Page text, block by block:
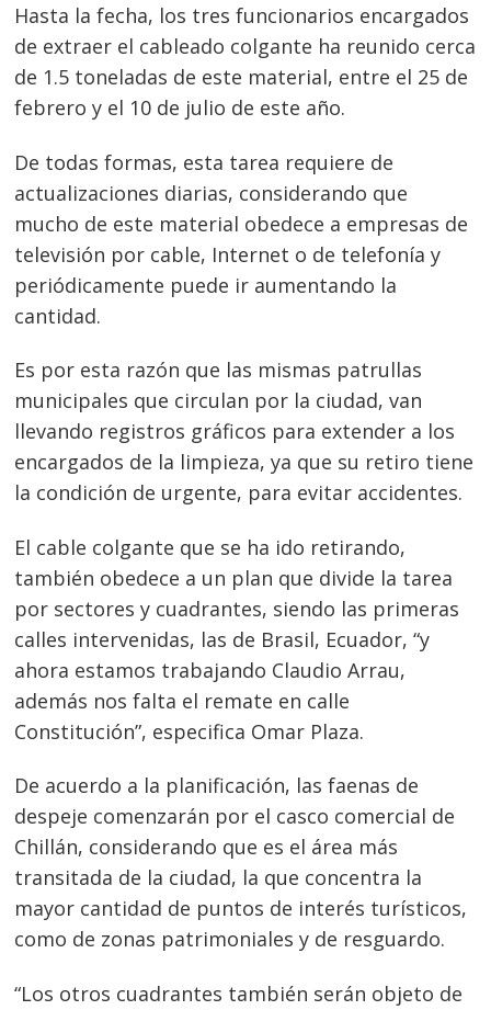
Hasta la fecha, los tres funcionarios encargados
de extraer el cableado colgante ha reunido cerca
de 1.5 toneladas de este material, entre el 25 de
febrero y el 10 de julio de este año.
De todas formas, esta tarea requiere de
actualizaciones diarias, considerando que
mucho de este material obedece a empresas de
televisión por cable, Internet o de telefonía y
periódicamente puede ir aumentando la
cantidad.
Es por esta razón que las mismas patrullas
municipales que circulan por la ciudad, van
llevando registros gráficos para extender a los
encargados de la limpieza, ya que su retiro tiene
la condición de urgente, para evitar accidentes.
El cable colgante que se ha ido retirando,
también obedece a un plan que divide la tarea
por sectores y cuadrantes, siendo las primeras
calles intervenidas, las de Brasil, Ecuador, “y
ahora estamos trabajando Claudio Arrau,
además nos falta el remate en calle
Constitución”, especifica Omar Plaza.
De acuerdo a la planificación, las faenas de
despeje comenzarán por el casco comercial de
Chillán, considerando que es el área más
transitada de la ciudad, la que concentra la
mayor cantidad de puntos de interés turísticos,
como de zonas patrimoniales y de resguardo.
“Los otros cuadrantes también serán objeto de